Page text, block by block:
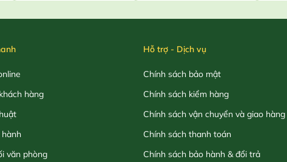
hàng
văn phòng
Hỗ trợ - Dịch vụ
Chính sách bảo mật
Chính sách kiểm hàng
Chính sách vận chuyển và giao hàng
Chính sách thanh toán
Chính sách bảo hành & đổi trả